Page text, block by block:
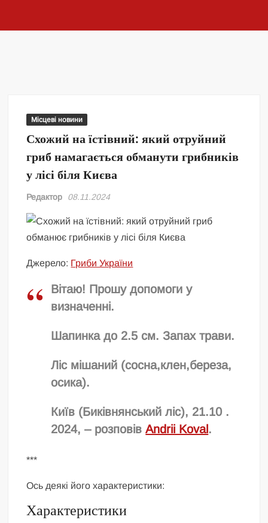
Місцеві новини
Схожий на їстівний: який отруйний
гриб намагається обманути грибників
у лісі біля Києва
Редактор 08.11.2024
Джерело: Гриби України
Вітаю! Прошу допомоги у
визначенні.
Шапинка до 2.5 см. Запах трави.
Ліс мішаний (сосна,клен,береза,
осика).
Київ (Биківнянський ліс), 21.10 .
2024, – розповівAndrii Koval.
***
Ось деякі його характеристики:
Характеристики